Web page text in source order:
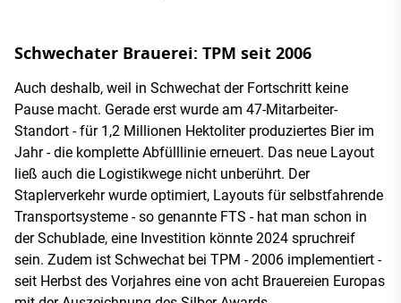
Schwechater Brauerei: TPM seit 2006
Auch deshalb, weil in Schwechat der Fortschritt keine
Pause macht. Gerade erst wurde am 47-Mitarbeiter-
Standort - für 1,2 Millionen Hektoliter produziertes Bier im
Jahr - die komplette Abfülllinie erneuert. Das neue Layout
ließ auch die Logistikwege nicht unberührt. Der
Staplerverkehr wurde optimiert, Layouts für selbstfahrende
Transportsysteme - so genannte FTS - hat man schon in
der Schublade, eine Investition könnte 2024 spruchreif
sein. Zudem ist Schwechat bei TPM - 2006 implementiert -
seit Herbst des Vorjahres eine von acht Brauereien Europas